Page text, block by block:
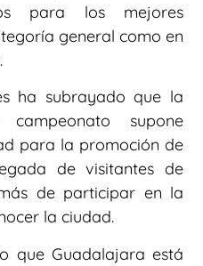
para los mejores
general como en
ha subrayado que la
supone
para la promoción de
de visitantes de
de participar en la
la ciudad.
que Guadalajara está